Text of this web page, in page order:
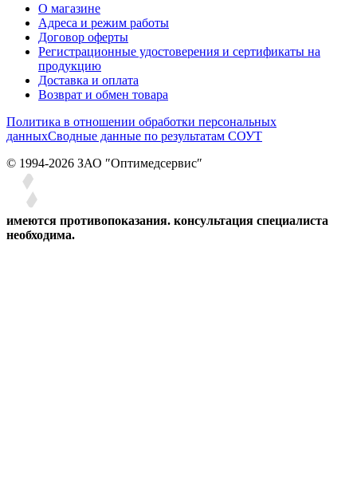
О магазине
Адреса и режим работы
Договор оферты
Регистрационные удостоверения и сертификаты на
продукцию
Доставка и оплата
Возврат и обмен товара
Политика в отношении обработки персональных
данныхСводные данные по результатам СОУТ
© 1994-2026 ЗАО ″Оптимедсервис″
имеются противопоказания. консультация специалиста
необходима.